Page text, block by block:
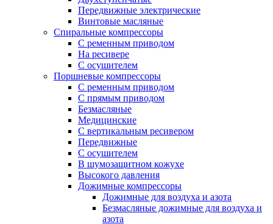
Передвижные электрические
Винтовые масляные
Спиральные компрессоры
С ременным приводом
На ресивере
С осушителем
Поршневые компрессоры
С ременным приводом
С прямым приводом
Безмасляные
Медицинские
С вертикальным ресивером
Передвижные
С осушителем
В шумозащитном кожухе
Высокого давления
Дожимные компрессоры
Дожимные для воздуха и азота
Безмасляные дожимные для воздуха и
азота